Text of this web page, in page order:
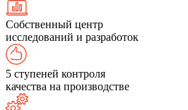
Собственный центр
исследований и разработок
5 ступеней контроля
качества на производстве